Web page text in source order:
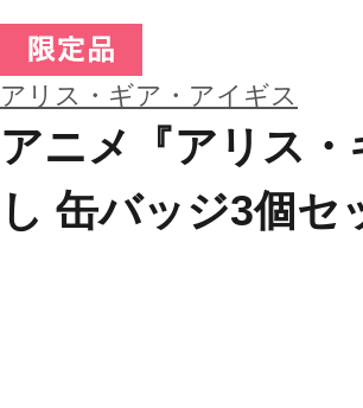
アリス・ギア・アイギス
アニメ『アリス
し 缶バッジ3個セ